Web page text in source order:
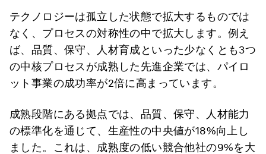
テクノロジーは孤立した状態で拡大するものでは
なく、プロセスの対称性の中で拡大します。例え
ば、品質、保守、人材育成といった少なくとも3つ
の中核プロセスが成熟した先進企業では、パイロ
ット事業の成功率が2倍に高まっています。
成熟段階にある拠点では、品質、保守、人材能力
の標準化を通じて、生産性の中央値が18%向上し
ました。これは、成熟度の低い競合他社の9%を大